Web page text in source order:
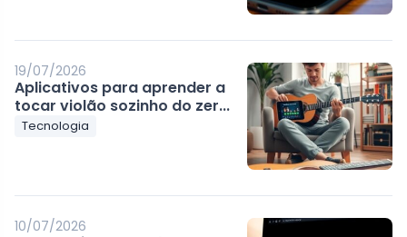
19/07/2026
Aplicativos para aprender a
tocar violão sozinho do zer...
Tecnologia
10/07/2026